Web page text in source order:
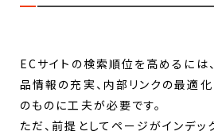
ECサイトの検索順位を高めるには
品情報の充実、内部リンクの最適化
のものに工夫が必要です。
ただ、前提としてページがインデ